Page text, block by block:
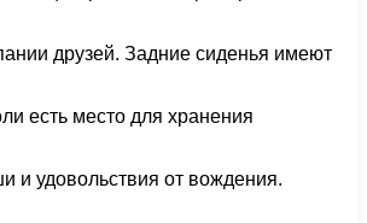
друзей. Задние сиденья имеют
есть место для хранения
и удовольствия от вождения.